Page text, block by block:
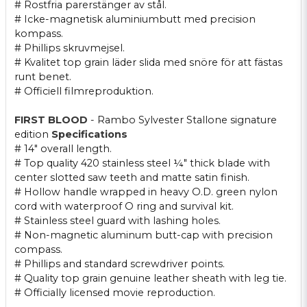
# Rostfria parerstänger av stål.
# Icke-magnetisk aluminiumbutt med precision
kompass.
# Phillips skruvmejsel.
# Kvalitet top grain läder slida med snöre för att fästas
runt benet.
# Officiell filmreproduktion.
FIRST BLOOD - Rambo Sylvester Stallone signature
edition Specifications
# 14" overall length.
# Top quality 420 stainless steel ¼" thick blade with
center slotted saw teeth and matte satin finish.
# Hollow handle wrapped in heavy O.D. green nylon
cord with waterproof O ring and survival kit.
# Stainless steel guard with lashing holes.
# Non-magnetic aluminum butt-cap with precision
compass.
# Phillips and standard screwdriver points.
# Quality top grain genuine leather sheath with leg tie.
# Officially licensed movie reproduction.